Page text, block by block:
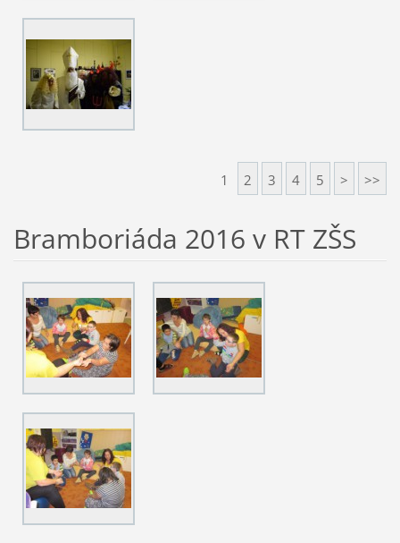
1 2 3 4 5 > >>
Bramboriáda 2016 v RT ZŠS